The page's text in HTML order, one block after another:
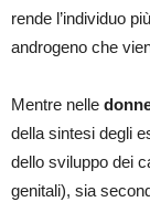
rende l’individuo
androgeno che
Mentre nelle
della sintesi degli
dello sviluppo dei
genitali), sia